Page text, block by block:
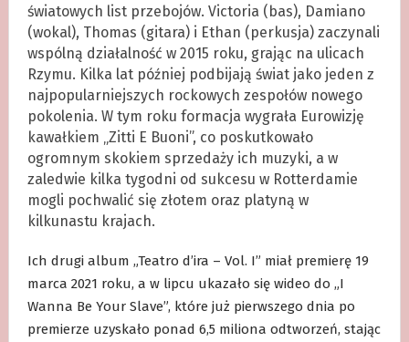
światowych list przebojów. Victoria (bas), Damiano
(wokal), Thomas (gitara) i Ethan (perkusja) zaczynali
wspólną działalność w 2015 roku, grając na ulicach
Rzymu. Kilka lat później podbijają świat jako jeden z
najpopularniejszych rockowych zespołów nowego
pokolenia. W tym roku formacja wygrała Eurowizję
kawałkiem „Zitti E Buoni”, co poskutkowało
ogromnym skokiem sprzedaży ich muzyki, a w
zaledwie kilka tygodni od sukcesu w Rotterdamie
mogli pochwalić się złotem oraz platyną w
kilkunastu krajach.
Ich drugi album „Teatro d’ira – Vol. I” miał premierę 19
marca 2021 roku, a w lipcu ukazało się wideo do „I
Wanna Be Your Slave”, które już pierwszego dnia po
premierze uzyskało ponad 6,5 miliona odtworzeń, stając